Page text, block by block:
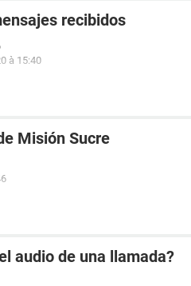
recibidos
à 15:40
Misión Sucre
audio de una llamada?